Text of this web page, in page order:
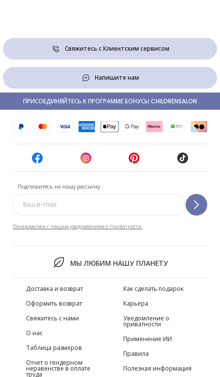
Свяжитесь с Клиентским сервисом
Напишите нам
Подпишитесь на нашу рассылку
Ознакомьтесь с нашим уведомлением о приватности.
МЫ ЛЮБИМ НАШУ ПЛАНЕТУ
ПРИСОЕДИНЯЙТЕСЬ К ПРОГРАММЕ БОНУСЫ CHILDRENSALON
Доставка и возврат
Оформить возврат
Свяжитесь с нами
О нас
Таблица размеров
Отчет о гендерном
неравенстве в оплате
труда
Как сделать подарок
Карьера
Уведомление о
приватности
Применение ИИ
Правила
Полезная информация